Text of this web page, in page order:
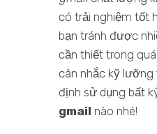
có trải nghiệm tốt
bạn tránh được
cần thiết trong
cân nhắc kỹ
định sử dụng bất
gmail nào nhé!